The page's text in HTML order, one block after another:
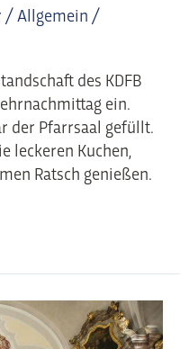
/Allgemein /
des KDFB
ein.
der Pfarrsaal gefüllt.
leckeren Kuchen,
Ratsch genießen.